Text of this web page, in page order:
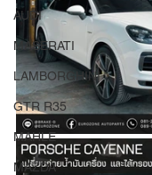
AUDI
MASERATI
LAMBORGHINI
GTR R35
MAHLE
MAZDA